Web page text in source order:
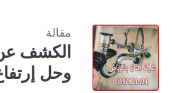
مقالة
الكشف
وحل